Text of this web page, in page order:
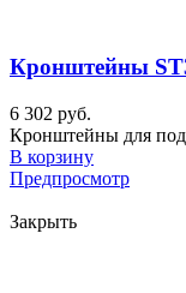
Кронштейны
6 302 руб.
Кронштейны для
В корзину
Предпросмотр
Закрыть